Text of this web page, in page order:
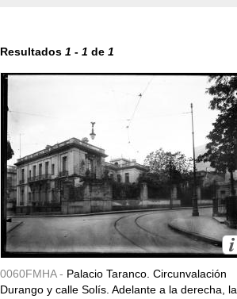
Resultados 1 - 1 de 1
0060FMHA - Palacio Taranco. Circunvalación
Durango y calle Solís. Adelante a la derecha, la